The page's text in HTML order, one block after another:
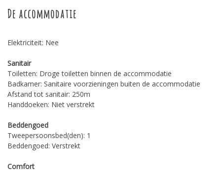
De accommodatie
Elektriciteit: Nee
Sanitair
Toiletten: Droge toiletten binnen de accommodatie
Badkamer: Sanitaire voorzieningen buiten de accommodatie
Afstand tot sanitair: 250m
Handdoeken: Niet verstrekt
Beddengoed
Tweepersoonsbed(den): 1
Beddengoed: Verstrekt
Comfort